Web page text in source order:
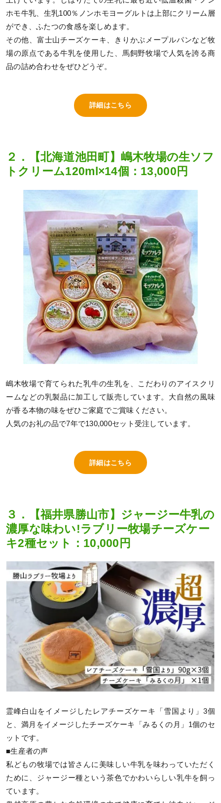
ホモ牛乳、生乳100％ノンホモヨーグルトは上部にクリーム層
ができ、ふたつの食感を楽しめます。
その他、富士山チーズケーキ、きりかぶメープルパンなど牧
場の原点である牛乳を使用した、馬飼野牧場で人気を誇る商
品の詰め合わせをぜひどうぞ。
詳細はこちら
２．【北海道池田町】嶋木牧場の生ソフ
トクリーム120ml×14個：13,000円
嶋木牧場で育てられた乳牛の生乳を、こだわりのアイスクリ
ームなどの乳製品に加工して販売しています。大自然の風味
が香る本物の味をぜひご家庭でご賞味ください。
人気のお礼の品で7年で130,000セット受注しています。
詳細はこちら
３．【福井県勝山市】ジャージー牛乳の
濃厚な味わい!ラブリー牧場チーズケー
キ2種セット：10,000円
霊峰白山をイメージしたレアチーズケーキ「雪国より」3個
と、満月をイメージしたチーズケーキ「みるくの月」1個のセ
ットです。
■生産者の声
私どもの牧場では皆さんに美味しい牛乳を味わっていただく
ために、ジャージー種という茶色でかわいらしい乳牛を飼っ
ています。